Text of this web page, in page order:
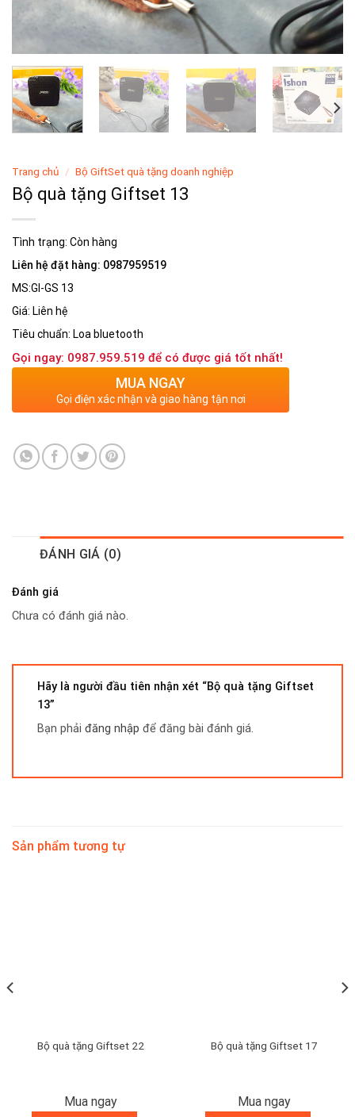
Trang chủ / Bộ GiftSet quà tặng doanh nghiệp
Bộ quà tặng Giftset 13
Tình trạng: Còn hàng
Liên hệ đặt hàng: 0987959519
MS:GI-GS 13
Giá: Liên hệ
Tiêu chuẩn: Loa bluetooth
Gọi ngay: 0987.959.519 để có được giá tốt nhất!
MUA NGAY
Gọi điện xác nhận và giao hàng tận nơi
ĐÁNH GIÁ (0)
Đánh giá
Chưa có đánh giá nào.
Hãy là người đầu tiên nhận xét “Bộ quà tặng Giftset
13”
Bạn phải đăng nhập để đăng bài đánh giá.
Sản phẩm tương tự
Bộ quà tặng Giftset 22
Mua ngay
Bộ quà tặng Giftset 17
Mua ngay